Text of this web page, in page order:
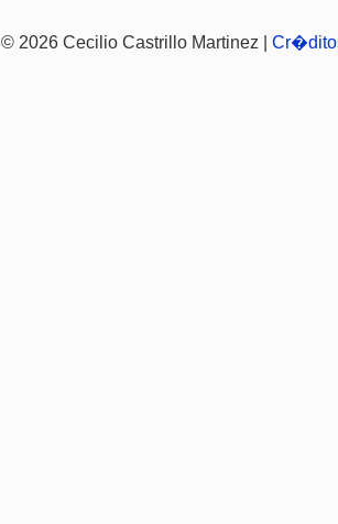
© 2026 Cecilio Castrillo Martinez |